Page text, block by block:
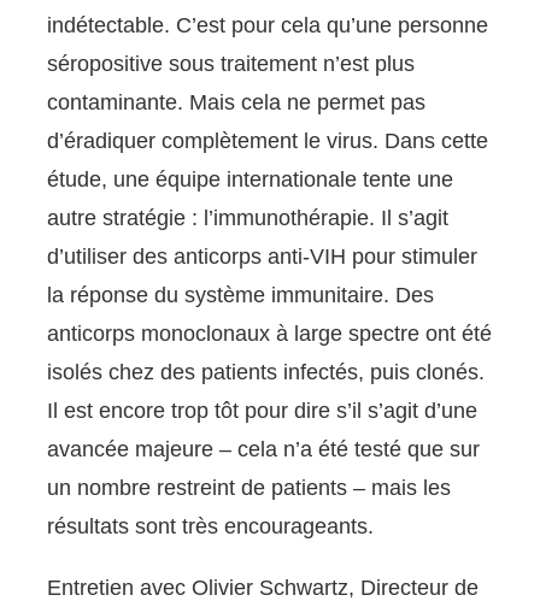
indétectable. C’est pour cela qu’une personne
séropositive sous traitement n’est plus
contaminante. Mais cela ne permet pas
d’éradiquer complètement le virus. Dans cette
étude, une équipe internationale tente une
autre stratégie : l’immunothérapie. Il s’agit
d’utiliser des anticorps anti-VIH pour stimuler
la réponse du système immunitaire. Des
anticorps monoclonaux à large spectre ont été
isolés chez des patients infectés, puis clonés.
Il est encore trop tôt pour dire s’il s’agit d’une
avancée majeure – cela n’a été testé que sur
un nombre restreint de patients – mais les
résultats sont très encourageants.
Entretien avec Olivier Schwartz, Directeur de